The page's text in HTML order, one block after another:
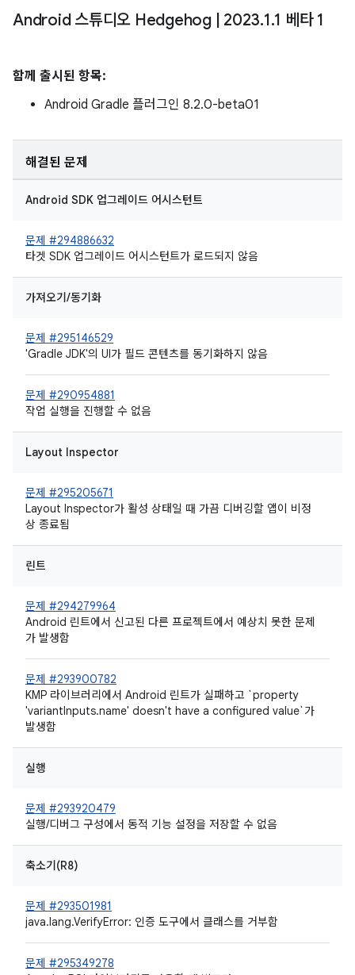
Android 스튜디오 Hedgehog 2023.1.1 베타 1
함께 출시된 항목:
Android Gradle 플러그인 8.2.0-beta01
해결된 문제
Android SDK 업그레이드 어시스턴트
문제 #294886632
타겟 SDK 업그레이드 어시스턴트가 로드되지 않음
가져오기/동기화
문제 #295146529
'Gradle JDK'의 UI가 필드 콘텐츠를 동기화하지 않음
문제 #290954881
작업 실행을 진행할 수 없음
Layout Inspector
문제 #295205671
Layout Inspector가 활성 상태일 때 가끔 디버깅할 앱이 비정
상 종료됨
린트
문제 #294279964
Android 린트에서 신고된 다른 프로젝트에서 예상치 못한 문제
가 발생함
문제 #293900782
KMP 라이브러리에서 Android 린트가 실패하고 `property
'variantInputs.name' doesn't have a configured value`가
발생함
실행
문제 #293920479
실행/디버그 구성에서 동적 기능 설정을 저장할 수 없음
축소기(R8)
문제 #293501981
java.lang.VerifyError: 인증 도구에서 클래스를 거부함
문제 #295349278